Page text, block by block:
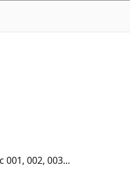
002, 003...